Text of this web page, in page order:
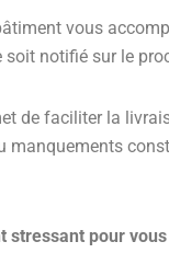
vous
soit notifié sur le
de faciliter la
manquements
stressant pour